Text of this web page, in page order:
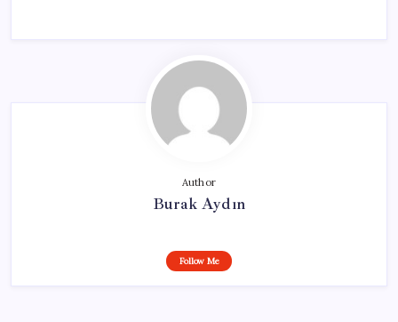
Author
Burak Aydın
Follow Me